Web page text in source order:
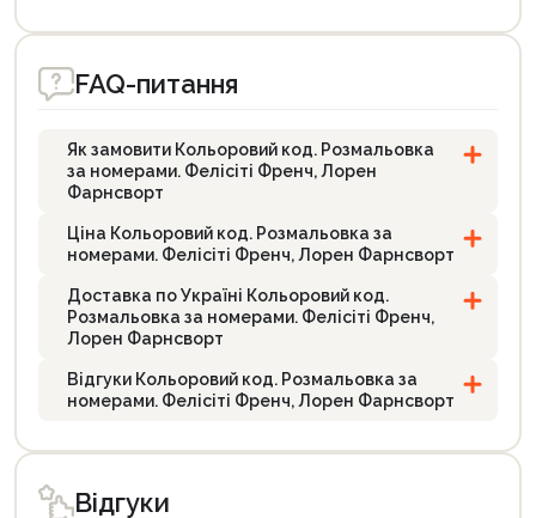
FAQ-питання
Як замовити Кольоровий код. Розмальовка
за номерами. Фелісіті Френч, Лорен
Фарнсворт
Ціна Кольоровий код. Розмальовка за
номерами. Фелісіті Френч, Лорен Фарнсворт
Доставка по Україні Кольоровий код.
Розмальовка за номерами. Фелісіті Френч,
Лорен Фарнсворт
Відгуки Кольоровий код. Розмальовка за
номерами. Фелісіті Френч, Лорен Фарнсворт
Відгуки